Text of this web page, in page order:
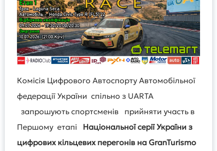
Комісія Цифрового Автоспорту Автомобільної
федерації України спільно з UARTA
запрошують спортсменів прийняти участь в
Першому етапі Національної серії України з
цифрових кільцевих перегонів на GranTurismo